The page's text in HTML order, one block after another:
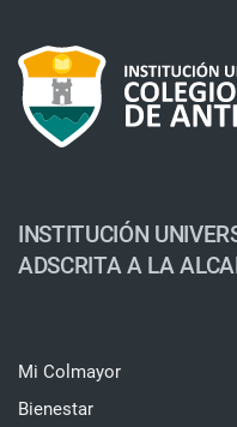
INSTITUCIÓN
ADSCRITA A LA
Mi Colmayor
Bienestar